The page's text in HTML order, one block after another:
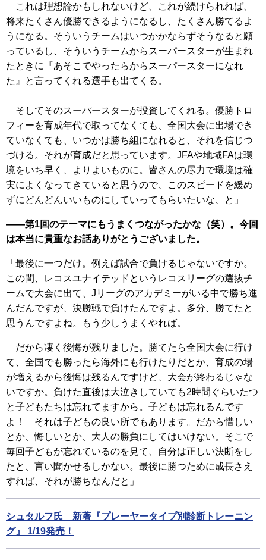
これは理想論かもしれないけど、これが続けられれば、
将来たくさん優勝できるようになるし、たくさん勝てるよ
うになる。そういうチームはいつかかならずそうなると願
っているし、そういうチームからスーパースターが生まれ
たときに『あそこでやったらからスーパースターになれ
た』と言ってくれる選手も出てくる。
そしてそのスーパースターが投資してくれる。優勝トロ
フィーを育成年代で取ってなくても、全国大会に出場でき
ていなくても、いつかは勝ち組になれると、それを信じつ
づける。それが育成だと思っています。JFAや地域FAは環
境をいち早く、よりよいものに。皆さんの尽力で環境は確
実によくなってきていると思うので、このスピードを緩め
ずにどんどんいいものにしていってもらいたいな、と」
――第1回のテーマにもうまくつながったかな（笑）。今回
は本当に貴重なお話ありがとうございました。
「最後に一つだけ。例えば試合で負けるじゃないですか。
この間、レコスユナイテッドというレコスリーグの選抜チ
ームで大会に出て、Jリーグのアカデミーがいる中で勝ち進
んだんですが、決勝戦で負けたんですよ。多分、勝てたと
思うんですよね。もう少しうまくやれば。
だから凄く後悔が残りました。勝てたら全国大会に行け
て、全国でも勝ったら海外にも行けたりだとか、育成の場
が増えるから後悔は残るんですけど、大会が終わるじゃな
いですか。負けた直後は大泣きしていても2時間ぐらいたつ
と子どもたちは忘れてますから。子どもは忘れるんです
よ！ それは子どもの良い所でもあります。だから惜しい
とか、悔しいとか、大人の勝負にしてはいけない。そこで
毎回子どもが忘れているのを見て、自分は正しい決断をし
たと、言い聞かせるしかない。最後に勝つために成長さえ
すれば、それが勝ちなんだと」
シュタルフ氏 新著『プレーヤータイプ別診断トレーニン
グ』 1/19発売！